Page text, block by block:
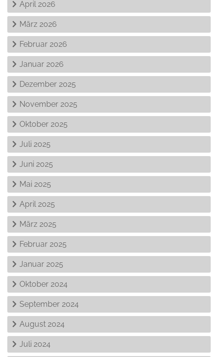
April 2026
März 2026
Februar 2026
Januar 2026
Dezember 2025
November 2025
Oktober 2025
Juli 2025
Juni 2025
Mai 2025
April 2025
März 2025
Februar 2025
Januar 2025
Oktober 2024
September 2024
August 2024
Juli 2024